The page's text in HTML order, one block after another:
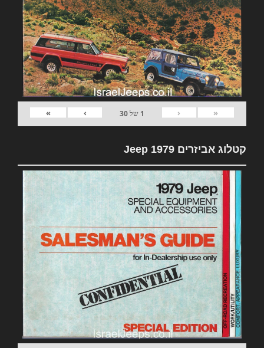
«
‹
1 של30
›
»
קטלוג אביזרים 1979 Jeep